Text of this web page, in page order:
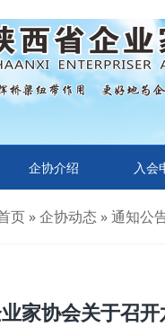
企协介绍 入会
页 »企协动态 »通知公
家协会关于召